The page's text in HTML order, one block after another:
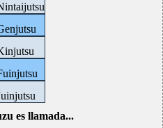
es llamada...